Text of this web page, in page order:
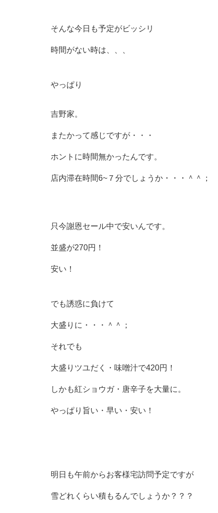
そんな今日も予定がビッシリ
時間がない時は、、、
やっぱり
吉野家。
またかって感じですが・・・
ホントに時間無かったんです。
店内滞在時間6~７分でしょうか・・・＾＾；
只今謝恩セール中で安いんです。
並盛が270円！
安い！
でも誘惑に負けて
大盛りに・・・＾＾；
それでも
大盛りツユだく・味噌汁で420円！
しかも紅ショウガ・唐辛子を大量に。
やっぱり旨い・早い・安い！
明日も午前からお客様宅訪問予定ですが
雪どれくらい積もるんでしょうか？？？